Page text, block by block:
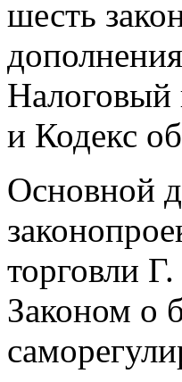
шесть
Налоговый
и Кодекс
Основной
торговли
Законом о